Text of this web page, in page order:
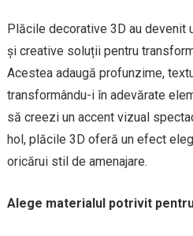
Plăcile decorative 3D au devenit
și creative soluții pentru
Acestea adaugă profunzime,
transformându-i în adevărate
să creezi un accent vizual
hol, plăcile 3D oferă un efect
oricărui stil de amenajare.
Alege materialul potrivit